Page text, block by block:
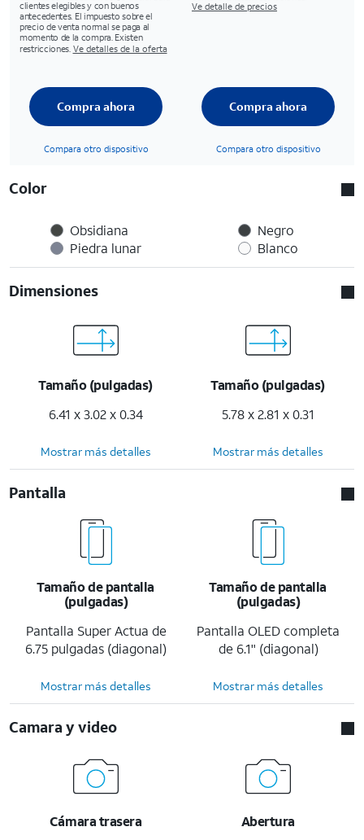
clientes elegibles y con buenos
antecedentes. El impuesto sobre el
precio de venta normal se paga al
momento de la compra. Existen
restricciones. Ve detalles de la oferta
Ve detalle de precios
Compra ahora
Compara otro dispositivo
Compra ahora
Compara otro dispositivo
Color
Obsidiana
Piedra lunar
Negro
Blanco
Dimensiones
Tamaño (pulgadas)
6.41 x 3.02 x 0.34
Tamaño (pulgadas)
5.78 x 2.81 x 0.31
Mostrar más detalles Mostrar más detalles
Pantalla
Tamaño de pantalla
(pulgadas)
Pantalla Super Actua de
6.75 pulgadas (diagonal)
Tamaño de pantalla
(pulgadas)
Pantalla OLED completa
de 6.1" (diagonal)
Mostrar más detalles Mostrar más detalles
Camara y video
Cámara trasera
Abertura